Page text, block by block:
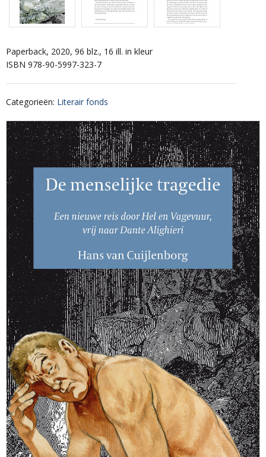
Paperback, 2020, 96 blz., 16 ill. in kleur
ISBN 978-90-5997-323-7
Categorieën: Literair fonds